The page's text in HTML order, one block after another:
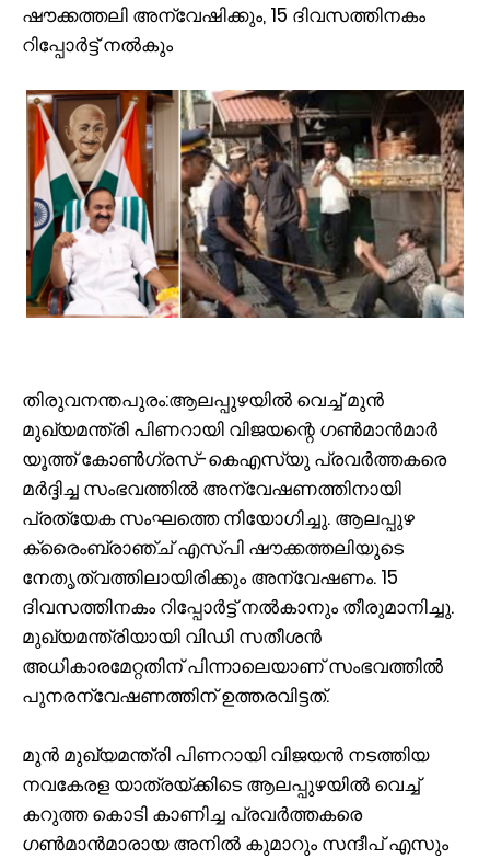
ഷൗക്കത്തലി അന്വേഷിക്കും, 15 ദിവസത്തിനകം
റിപ്പോർട്ട് നൽകും
തിരുവനന്തപുരം:ആലപ്പുഴയിൽ വെച്ച് മുൻ
മുഖ്യമന്ത്രി പിണറായി വിജയന്റെ ഗൺമാൻമാർ
യൂത്ത് കോൺഗ്രസ്-കെഎസ്‌യു പ്രവർത്തകരെ
മർദ്ദിച്ച സംഭവത്തിൽ അന്വേഷണത്തിനായി
പ്രത്യേക സംഘത്തെ നിയോ​ഗിച്ചു. ആലപ്പുഴ
ക്രൈംബ്രാഞ്ച് എസ്പി ഷൗക്കത്തലിയുടെ
നേതൃത്വത്തിലായിരിക്കും അന്വേഷണം. 15
ദിവസത്തിനകം റിപ്പോർട്ട് നൽകാനും തീരുമാനിച്ചു.
മുഖ്യമന്ത്രിയായി വിഡി സതീശൻ
അധികാരമേറ്റതിന് പിന്നാലെയാണ് സംഭവത്തിൽ
പുനരന്വേഷണത്തിന് ഉത്തരവിട്ടത്.
മുൻ മുഖ്യമന്ത്രി പിണറായി വിജയൻ നടത്തിയ
നവകേരള യാത്രയ്ക്കിടെ ആലപ്പുഴയിൽ വെച്ച്
കറുത്ത കൊടി കാണിച്ച പ്രവർത്തകരെ
ഗൺമാൻമാരായ അനിൽ കുമാറും സന്ദീപ് എസും